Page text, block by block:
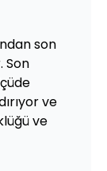
son
Son
ve
ve